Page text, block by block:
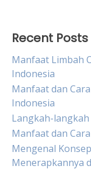
Recent Posts
Manfaat Limbah
Indonesia
Manfaat dan
Indonesia
Langkah-
Manfaat dan
Mengenal
Menerapkannya